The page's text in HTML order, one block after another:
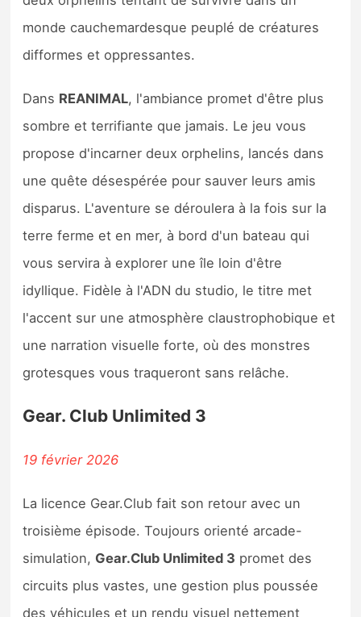
monde cauchemardesque peuplé de créatures
difformes et oppressantes.
Dans REANIMAL, l'ambiance promet d'être plus
sombre et terrifiante que jamais. Le jeu vous
propose d'incarner deux orphelins, lancés dans
une quête désespérée pour sauver leurs amis
disparus. L'aventure se déroulera à la fois sur la
terre ferme et en mer, à bord d'un bateau qui
vous servira à explorer une île loin d'être
idyllique. Fidèle à l'ADN du studio, le titre met
l'accent sur une atmosphère claustrophobique et
une narration visuelle forte, où des monstres
grotesques vous traqueront sans relâche.
Gear. Club Unlimited 3
19 février 2026
La licence Gear.Club fait son retour avec un
troisième épisode. Toujours orienté arcade-
simulation, Gear.Club Unlimited 3 promet des
circuits plus vastes, une gestion plus poussée
des véhicules et un rendu visuel nettement